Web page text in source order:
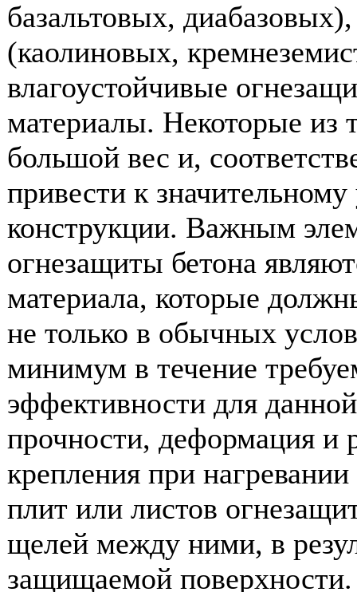
базальтовых,
(каолиновых,
влагоустойчивые
материалы. Некоторые из
большой вес и,
привести к
конструкции. Важным
огнезащиты бетона
материала, которые
не только в обычных
минимум в течение
эффективности для
прочности, деформация и
крепления при
плит или листов
щелей между ними, в
защищаемой поверхности.